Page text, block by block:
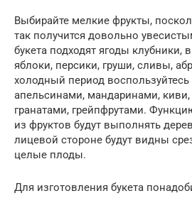
Выбирайте мелкие фрукты,
так получится довольно
букета подходят ягоды клубники,
яблоки, персики, груши, сливы,
холодный период
апельсинами, мандаринами,
гранатами, грейпфрутами.
из фруктов будут выполнять
лицевой стороне будут видны
целые плоды.
Для изготовления букета